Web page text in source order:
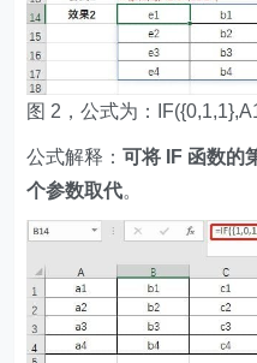
图 2，公式为：
公式解释：可将 IF 函数的
个参数取代。